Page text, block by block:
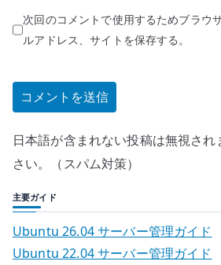
次回のコメントで使用するためブラウ
ルアドレス、サイトを保存する。
日本語が含まれない投稿は無視さ
さい。（スパム対策）
主要ガイド
Ubuntu 26.04 サーバー管理ガイド
Ubuntu 22.04 サーバー管理ガイド